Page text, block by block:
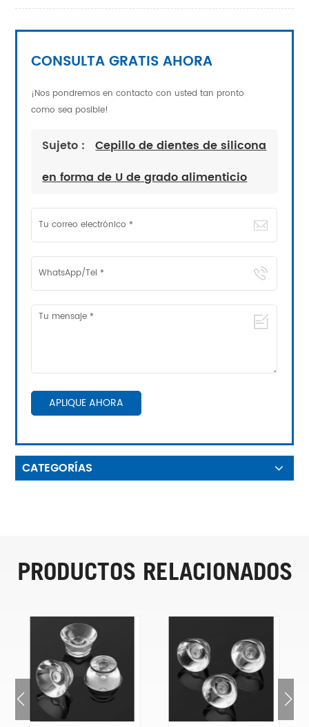
CONSULTA GRATIS AHORA
¡Nos pondremos en contacto con usted tan pronto
como sea posible!
Sujeto :
Cepillo de dientes de silicona
en forma de U de grado alimenticio
APLIQUE AHORA
CATEGORÍAS
PRODUCTOS RELACIONADOS